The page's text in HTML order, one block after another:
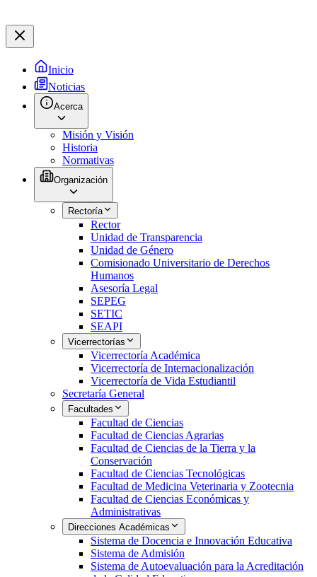
Inicio
Noticias
Acerca
Misión y Visión
Historia
Normativas
Organización
Rectoría
Rector
Unidad de Transparencia
Unidad de Género
Comisionado Universitario de Derechos
Humanos
Asesoría Legal
SEPEG
SETIC
SEAPI
Vicerrectorías
Vicerrectoría Académica
Vicerrectoría de Internacionalización
Vicerrectoría de Vida Estudiantil
Secretaría General
Facultades
Facultad de Ciencias
Facultad de Ciencias Agrarias
Facultad de Ciencias de la Tierra y la
Conservación
Facultad de Ciencias Tecnológicas
Facultad de Medicina Veterinaria y Zootecnia
Facultad de Ciencias Económicas y
Administrativas
Direcciones Académicas
Sistema de Docencia e Innovación Educativa
Sistema de Admisión
Sistema de Autoevaluación para la Acreditación